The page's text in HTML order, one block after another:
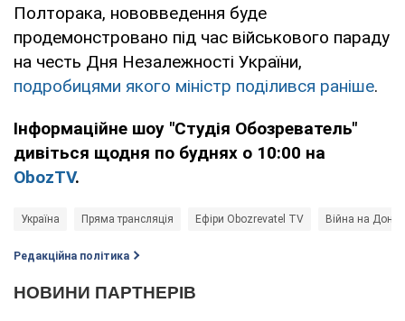
Полторака, нововведення буде
продемонстровано під час військового параду
на честь Дня Незалежності України,
подробицями якого міністр поділився раніше.
Інформаційне шоу "Студія Обозреватель"
дивіться щодня по буднях о 10:00 на
ObozTV.
Україна Пряма трансляція Ефіри Obozrevatel TV Війна на
Редакційна політика